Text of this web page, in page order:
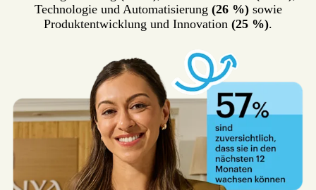
Technologie und Automatisierung (26 %)sowie
Produktentwicklung und Innovation (25 %).